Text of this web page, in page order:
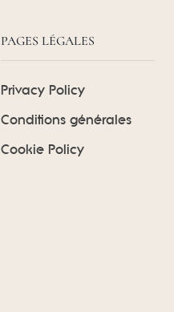
PAGES LÉGALES
Privacy Policy
Conditions générales
Cookie Policy